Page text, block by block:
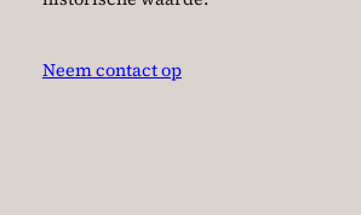
Neem contact op